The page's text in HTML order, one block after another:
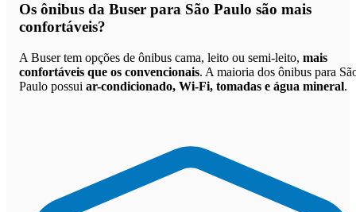
Os ônibus da Buser para São Paulo são mais
confortáveis?
A Buser tem opções de ônibus cama, leito ou semi-leito, mais
confortáveis que os convencionais. A maioria dos ônibus para
Paulo possui ar-condicionado, Wi-Fi, tomadas e água mineral.